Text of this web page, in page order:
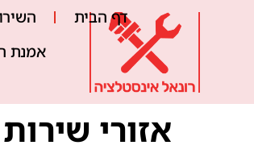
דף הבית
אמנת
אזורי